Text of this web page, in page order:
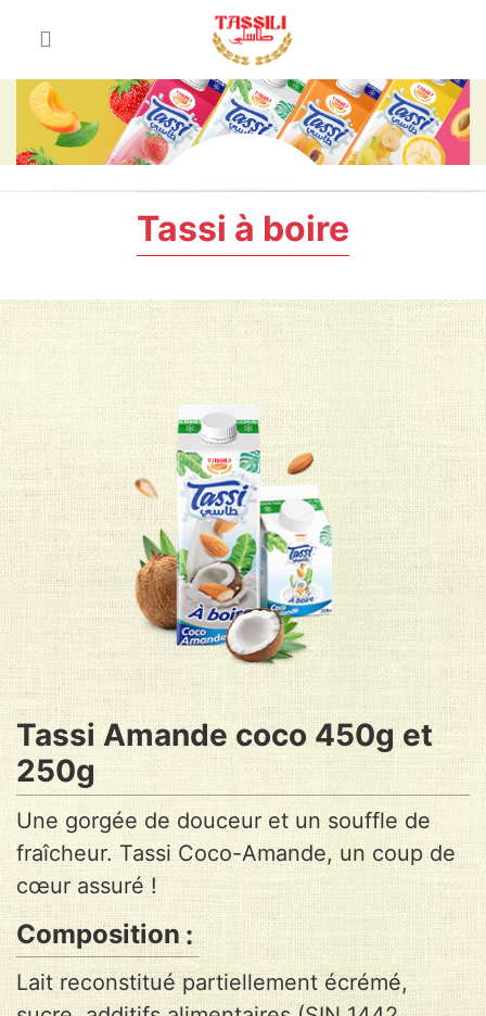
Tassi à boire
Tassi Amande coco 450g et
250g
Une gorgée de douceur et un souffle de
fraîcheur. Tassi Coco-Amande, un coup de
cœur assuré !
Composition
Lait reconstitué partiellement écrémé,